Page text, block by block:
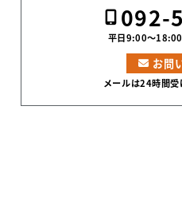
092-
平日9:00〜18:00
お問
メールは24時間受